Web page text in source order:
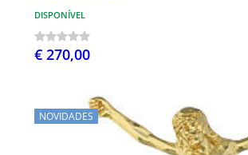
DISPONÍVEL
€ 270,00
NOVIDADES